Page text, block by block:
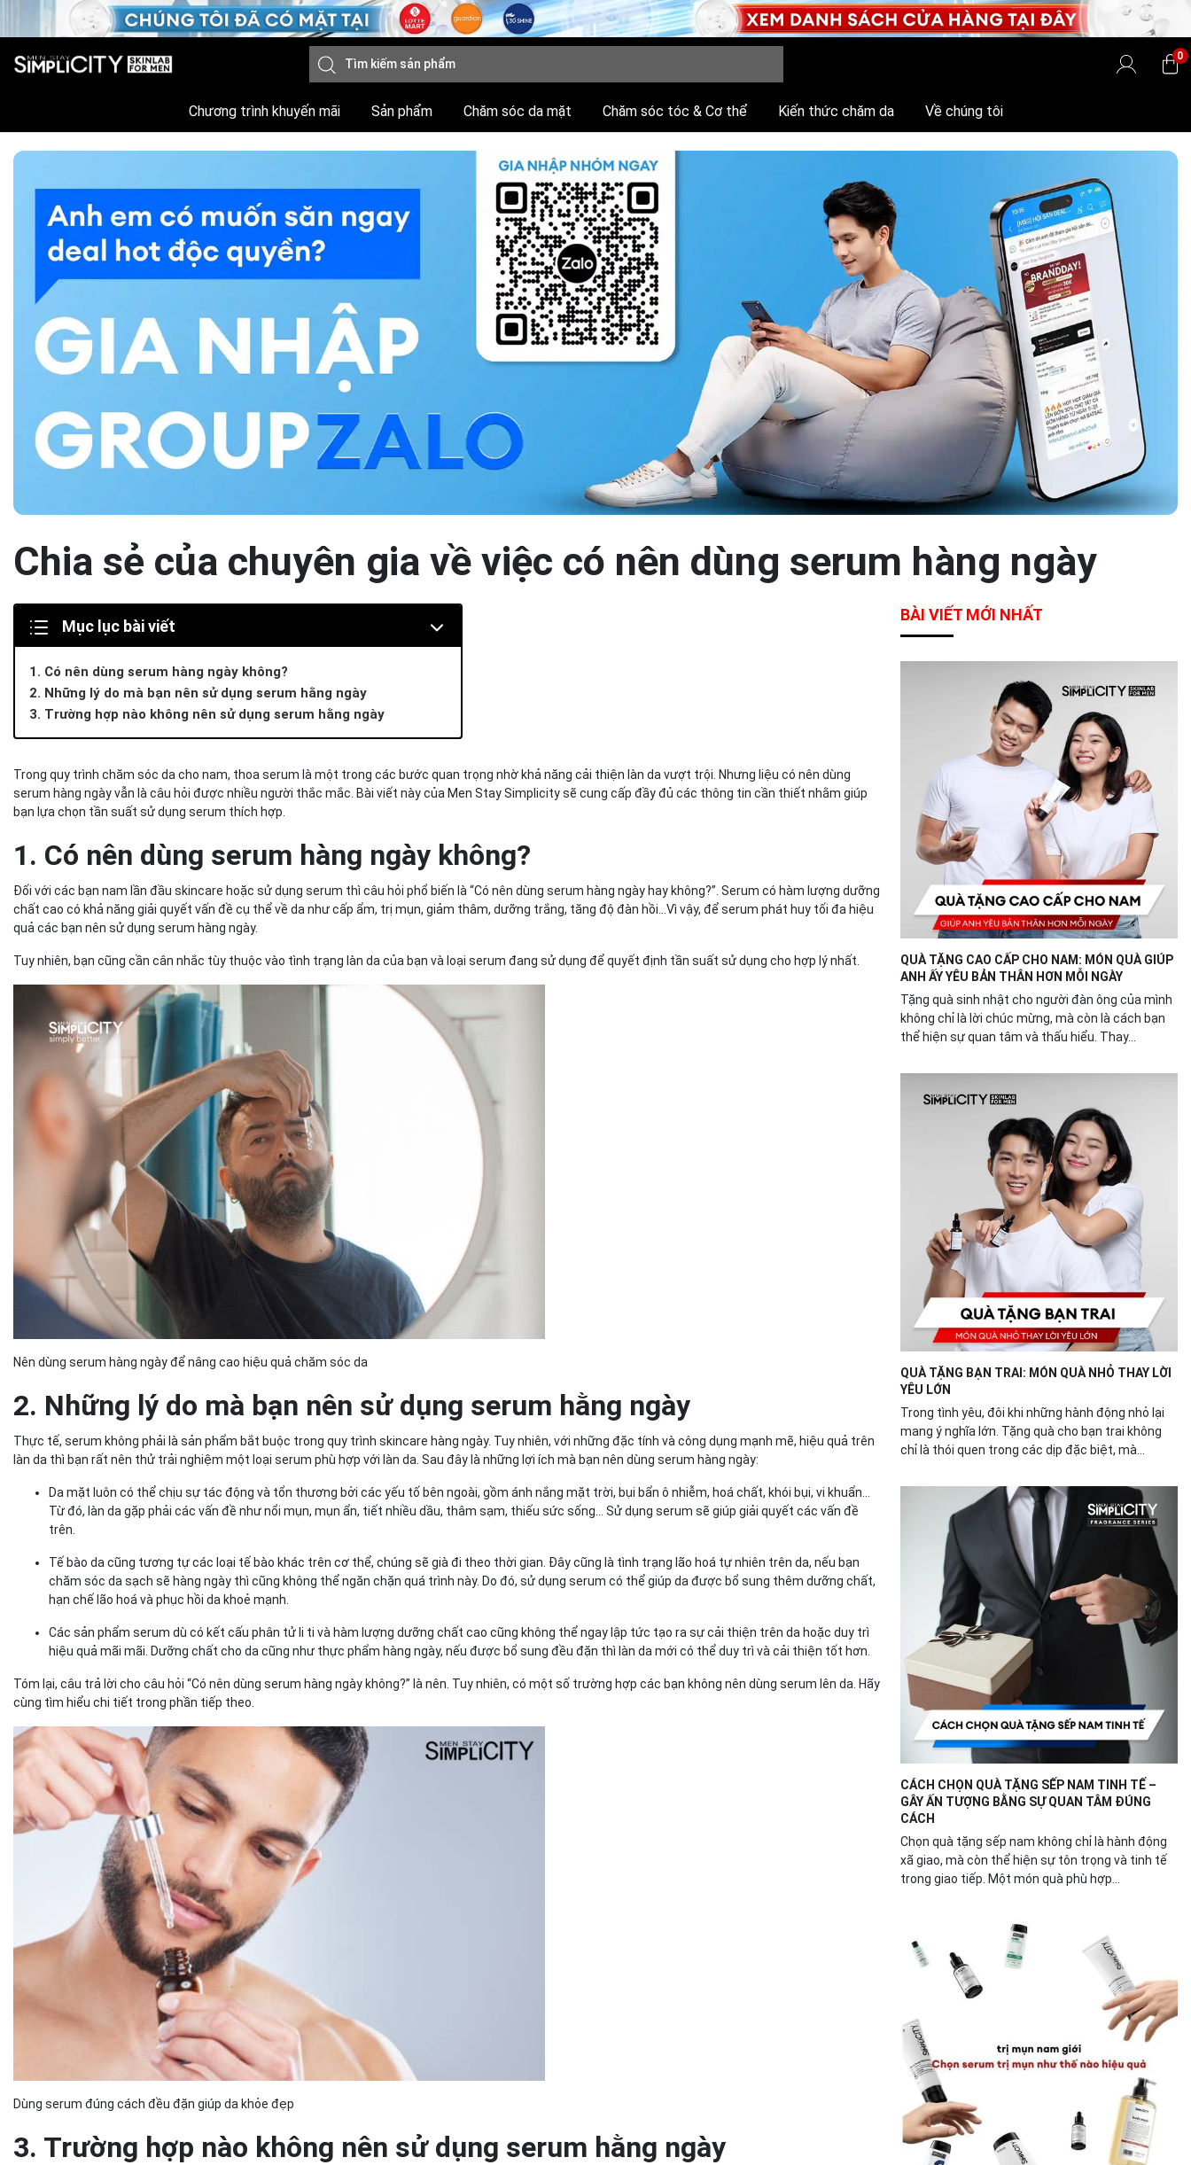
0
Chương trình khuyến mãi Sản phẩm Chăm sóc da mặt Chăm sóc tóc & Cơ thể Kiến thức chăm da Về chúng tôi
Chia sẻ của chuyên gia về việc có nên dùng serum hàng ngày
Mục lục bài viết
1. Có nên dùng serum hàng ngày không?
2. Những lý do mà bạn nên sử dụng serum hằng ngày
3. Trường hợp nào không nên sử dụng serum hằng ngày
Trong quy trình chăm sóc da cho nam, thoa serum là một trong các bước quan trọng nhờ khả năng cải thiện làn da vượt trội. Nhưng liệu có nên dùng
serum hàng ngày vẫn là câu hỏi được nhiều người thắc mắc. Bài viết này của Men Stay Simplicity sẽ cung cấp đầy đủ các thông tin cần thiết nhằm giúp
bạn lựa chọn tần suất sử dụng serum thích hợp.
1. Có nên dùng serum hàng ngày không?
Đối với các bạn nam lần đầu skincare hoặc sử dụng serum thì câu hỏi phổ biến là “Có nên dùng serum hàng ngày hay không?”. Serum có hàm lượng dưỡng
chất cao có khả năng giải quyết vấn đề cụ thể về da như cấp ẩm, trị mụn, giảm thâm, dưỡng trắng, tăng độ đàn hồi…Vì vậy, để serum phát huy tối đa hiệu
quả các bạn nên sử dụng serum hàng ngày.
Tuy nhiên, bạn cũng cần cân nhắc tùy thuộc vào tình trạng làn da của bạn và loại serum đang sử dụng để quyết định tần suất sử dụng cho hợp lý nhất.
Nên dùng serum hàng ngày để nâng cao hiệu quả chăm sóc da
2. Những lý do mà bạn nên sử dụng serum hằng ngày
Thực tế, serum không phải là sản phẩm bắt buộc trong quy trình skincare hàng ngày. Tuy nhiên, với những đặc tính và công dụng mạnh mẽ, hiệu quả trên
làn da thì bạn rất nên thử trải nghiệm một loại serum phù hợp với làn da. Sau đây là những lợi ích mà bạn nên dùng serum hàng ngày:
Da mặt luôn có thể chịu sự tác động và tổn thương bởi các yếu tố bên ngoài, gồm ánh nắng mặt trời, bụi bẩn ô nhiễm, hoá chất, khói bụi, vi khuẩn…
Từ đó, làn da gặp phải các vấn đề như nổi mụn, mụn ẩn, tiết nhiều dầu, thâm sạm, thiếu sức sống… Sử dụng serum sẽ giúp giải quyết các vấn đề
trên.
Tế bào da cũng tương tự các loại tế bào khác trên cơ thể, chúng sẽ già đi theo thời gian. Đây cũng là tình trạng lão hoá tự nhiên trên da, nếu bạn
chăm sóc da sạch sẽ hàng ngày thì cũng không thể ngăn chặn quá trình này. Do đó, sử dụng serum có thể giúp da được bổ sung thêm dưỡng chất,
hạn chế lão hoá và phục hồi da khoẻ mạnh.
Các sản phẩm serum dù có kết cấu phân tử li ti và hàm lượng dưỡng chất cao cũng không thể ngay lập tức tạo ra sự cải thiện trên da hoặc duy trì
hiệu quả mãi mãi. Dưỡng chất cho da cũng như thực phẩm hàng ngày, nếu được bổ sung đều đặn thì làn da mới có thể duy trì và cải thiện tốt hơn.
Tóm lại, câu trả lời cho câu hỏi “Có nên dùng serum hàng ngày không?” là nên. Tuy nhiên, có một số trường hợp các bạn không nên dùng serum lên da. Hãy
cùng tìm hiểu chi tiết trong phần tiếp theo.
Dùng serum đúng cách đều đặn giúp da khỏe đẹp
3. Trường hợp nào không nên sử dụng serum hằng ngày
BÀI VIẾT MỚI NHẤT
QUÀ TẶNG CAO CẤP CHO NAM: MÓN QUÀ GIÚP
ANH ẤY YÊU BẢN THÂN HƠN MỖI NGÀY
Tặng quà sinh nhật cho người đàn ông của mình
không chỉ là lời chúc mừng, mà còn là cách bạn
thể hiện sự quan tâm và thấu hiểu. Thay...
QUÀ TẶNG BẠN TRAI: MÓN QUÀ NHỎ THAY LỜI
YÊU LỚN
Trong tình yêu, đôi khi những hành động nhỏ lại
mang ý nghĩa lớn. Tặng quà cho bạn trai không
chỉ là thói quen trong các dịp đặc biệt, mà...
CÁCH CHỌN QUÀ TẶNG SẾP NAM TINH TẾ –
GÂY ẤN TƯỢNG BẰNG SỰ QUAN TÂM ĐÚNG
CÁCH
Chọn quà tặng sếp nam không chỉ là hành động
xã giao, mà còn thể hiện sự tôn trọng và tinh tế
trong giao tiếp. Một món quà phù hợp...